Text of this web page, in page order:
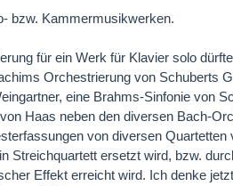
bzw. Kammermusikwerken.
für ein Werk für Klavier solo
Orchestrierung von Schuberts
eine Brahms-Sinfonie von
Haas neben den diversen Bach-
von diversen
Streichquartett ersetzt wird, bzw.
Effekt erreicht wird. Ich denke